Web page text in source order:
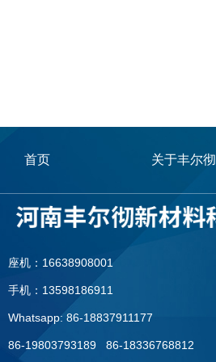
首页 关于丰尔彻
座机：16638908001
手机：13598186911
Whatsapp: 86-18837911177
86-19803793189 86-18336768812